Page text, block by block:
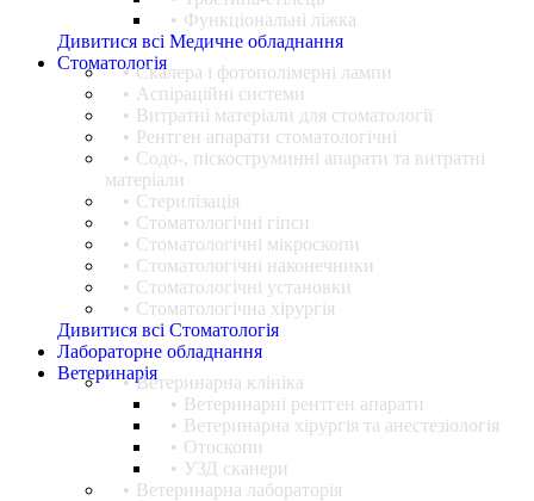
Функціональні ліжка
Дивитися всі Медичне обладнання
СтоматологіяCкалера і фотополімерні лампи
Аспіраційні системи
Витратні матеріали для стоматології
Рентген апарати стоматологічні
Содо-, піскоструминні апарати та витратні
матеріали
Стерилізація
Стоматологічні гіпси
Стоматологічні мікроскопи
Стоматологічні наконечники
Стоматологічні установки
Стоматологічна хірургія
Дивитися всі Стоматологія
Лабораторне обладнання
ВетеринаріяВетеринарна клініка
Ветеринарні рентген апарати
Ветеринарна хірургія та анестезіологія
Отоскопи
УЗД сканери
Ветеринарна лабораторія